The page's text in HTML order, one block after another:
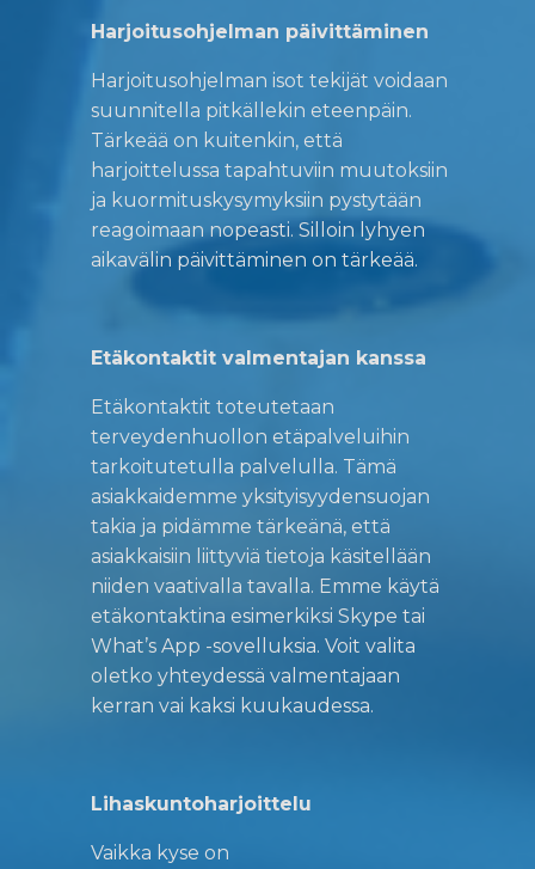
Harjoitusohjelman päivittäminen
Harjoitusohjelman isot tekijät voidaan
suunnitella pitkällekin eteenpäin.
Tärkeää on kuitenkin, että
harjoittelussa tapahtuviin muutoksiin
ja kuormituskysymyksiin pystytään
reagoimaan nopeasti. Silloin lyhyen
aikavälin päivittäminen on tärkeää.
Etäkontaktit valmentajan kanssa
Etäkontaktit toteutetaan
terveydenhuollon etäpalveluihin
tarkoitutetulla palvelulla. Tämä
asiakkaidemme yksityisyydensuojan
takia ja pidämme tärkeänä, että
asiakkaisiin liittyviä tietoja käsitellään
niiden vaativalla tavalla. Emme käytä
etäkontaktina esimerkiksi Skype tai
What’s App -sovelluksia. Voit valita
oletko yhteydessä valmentajaan
kerran vai kaksi kuukaudessa.
Lihaskuntoharjoittelu
Vaikka kyse on